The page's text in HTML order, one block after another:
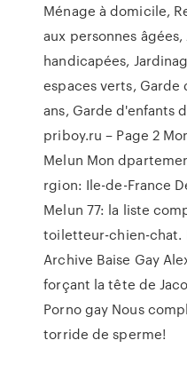
Ménage à domicile,
aux personnes
handicapées,
espaces verts, Garde
ans, Garde d'enfants
priboy.ru – Page 2
Melun Mon
rgion: Ile-de-France
Melun 77: la liste
toiletteur-chien-chat.
Archive Baise Gay
forçant la tête de
Porno gay Nous
torride de sperme!